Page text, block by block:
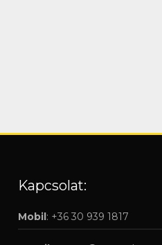
Kapcsolat:
Mobil: +36 30 939 1817